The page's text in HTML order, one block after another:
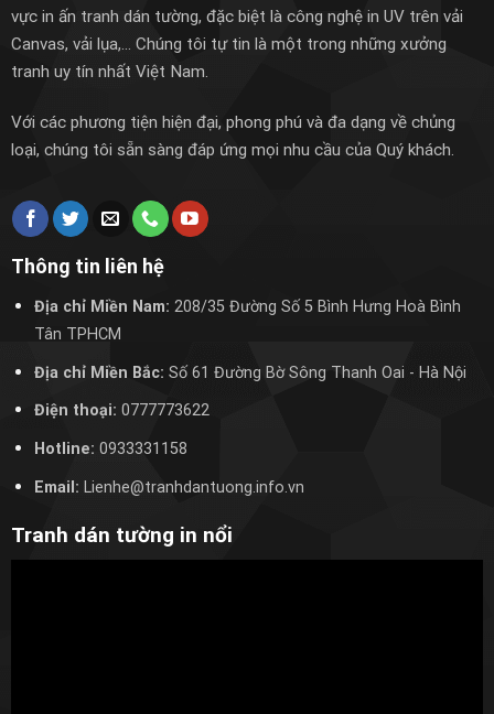
vực in ấn tranh dán tường, đặc biệt là công nghệ in UV trên vải
Canvas, vải lụa,... Chúng tôi tự tin là một trong những xưởng
tranh uy tín nhất Việt Nam.
Với các phương tiện hiện đại, phong phú và đa dạng về chủng
loại, chúng tôi sẵn sàng đáp ứng mọi nhu cầu của Quý khách.
Thông tin liên hệ
Địa chỉ Miền Nam: 208/35 Đường Số 5 Bình Hưng Hoà Bình
Tân TPHCM
Địa chỉ Miền Bắc: Số 61 Đường Bờ Sông Thanh Oai - Hà Nội
Điện thoại: 0777773622
Hotline: 0933331158
Email: Lienhe@tranhdantuong.info.vn
Tranh dán tường in nổi